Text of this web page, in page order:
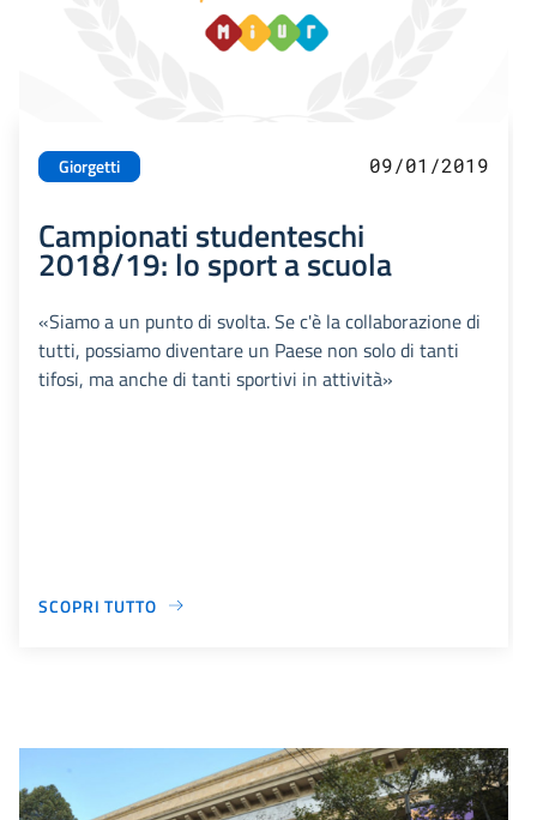
Giorgetti 09/01/2019
Campionati studenteschi
2018/19: lo sport a scuola
«Siamo a un punto di svolta. Se c'è la collaborazione di
tutti, possiamo diventare un Paese non solo di tanti
tifosi, ma anche di tanti sportivi in attività»
SCOPRI TUTTO